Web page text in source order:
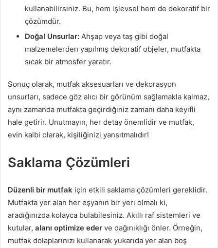
kullanabilirsiniz. Bu, hem işlevsel hem de dekoratif bir
çözümdür.
Doğal Unsurlar: Ahşap veya taş gibi doğal
malzemelerden yapılmış dekoratif objeler, mutfakta
sıcak bir atmosfer yaratır.
Sonuç olarak, mutfak aksesuarları ve dekorasyon
unsurları, sadece göz alıcı bir görünüm sağlamakla kalmaz,
aynı zamanda mutfakta geçirdiğiniz zamanı daha keyifli
hale getirir. Unutmayın, her detay önemlidir ve mutfak,
evin kalbi olarak, kişiliğinizi yansıtmalıdır!
Saklama Çözümleri
Düzenli bir mutfak için etkili saklama çözümleri gereklidir.
Mutfakta yer alan her eşyanın bir yeri olmalı ki,
aradığınızda kolayca bulabilesiniz. Akıllı raf sistemleri ve
kutular, alanı optimize eder ve dağınıklığı önler. Örneğin,
mutfak dolaplarınızı kullanarak yukarıda yer alan boş